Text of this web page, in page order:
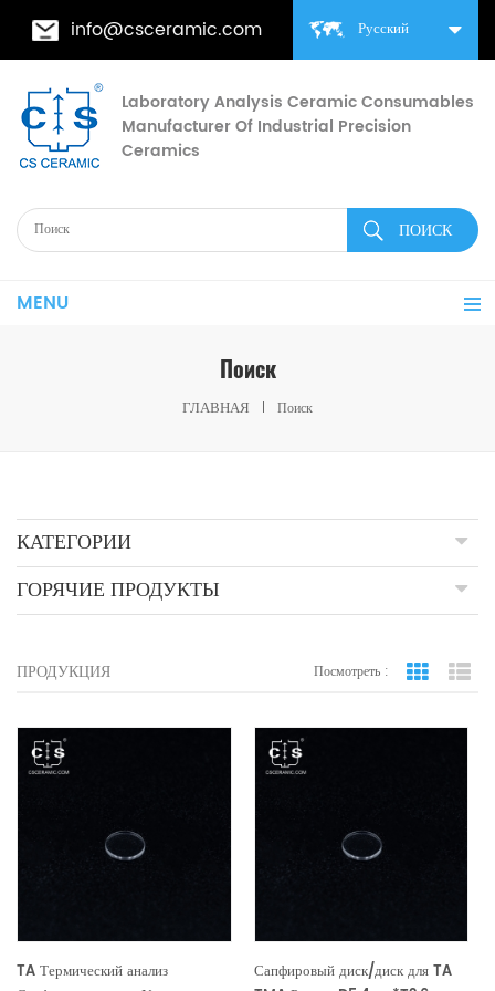
Русский
info@csceramic.com
Laboratory Analysis Ceramic Consumables
Manufacturer Of Industrial Precision
Ceramics
MENU
Поиск
ГЛАВНАЯ Поиск
КАТЕГОРИИ
ГОРЯЧИЕ ПРОДУКТЫ
ПРОДУКЦИЯ Посмотреть : вид сетки
TA Термический анализ
Сапфировый диск/диск для TA